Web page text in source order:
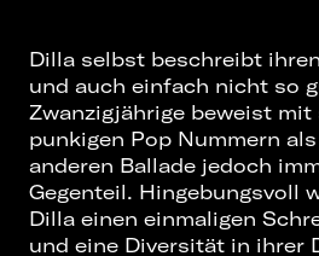
Dilla selbst beschreibt
und auch einfach nicht so
Zwanzigjährige beweist mit
punkigen Pop Nummern
anderen Ballade jedoch
Gegenteil. Hingebungsvoll
Dilla einen einmaligen
und eine Diversität in ihrer